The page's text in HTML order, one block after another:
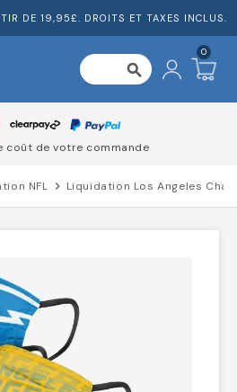
DE 19,95£. DROITS ET TAXES INCLUS.
search
0
coût de votre commande
NFL chevron_right Liquidation Los Angeles